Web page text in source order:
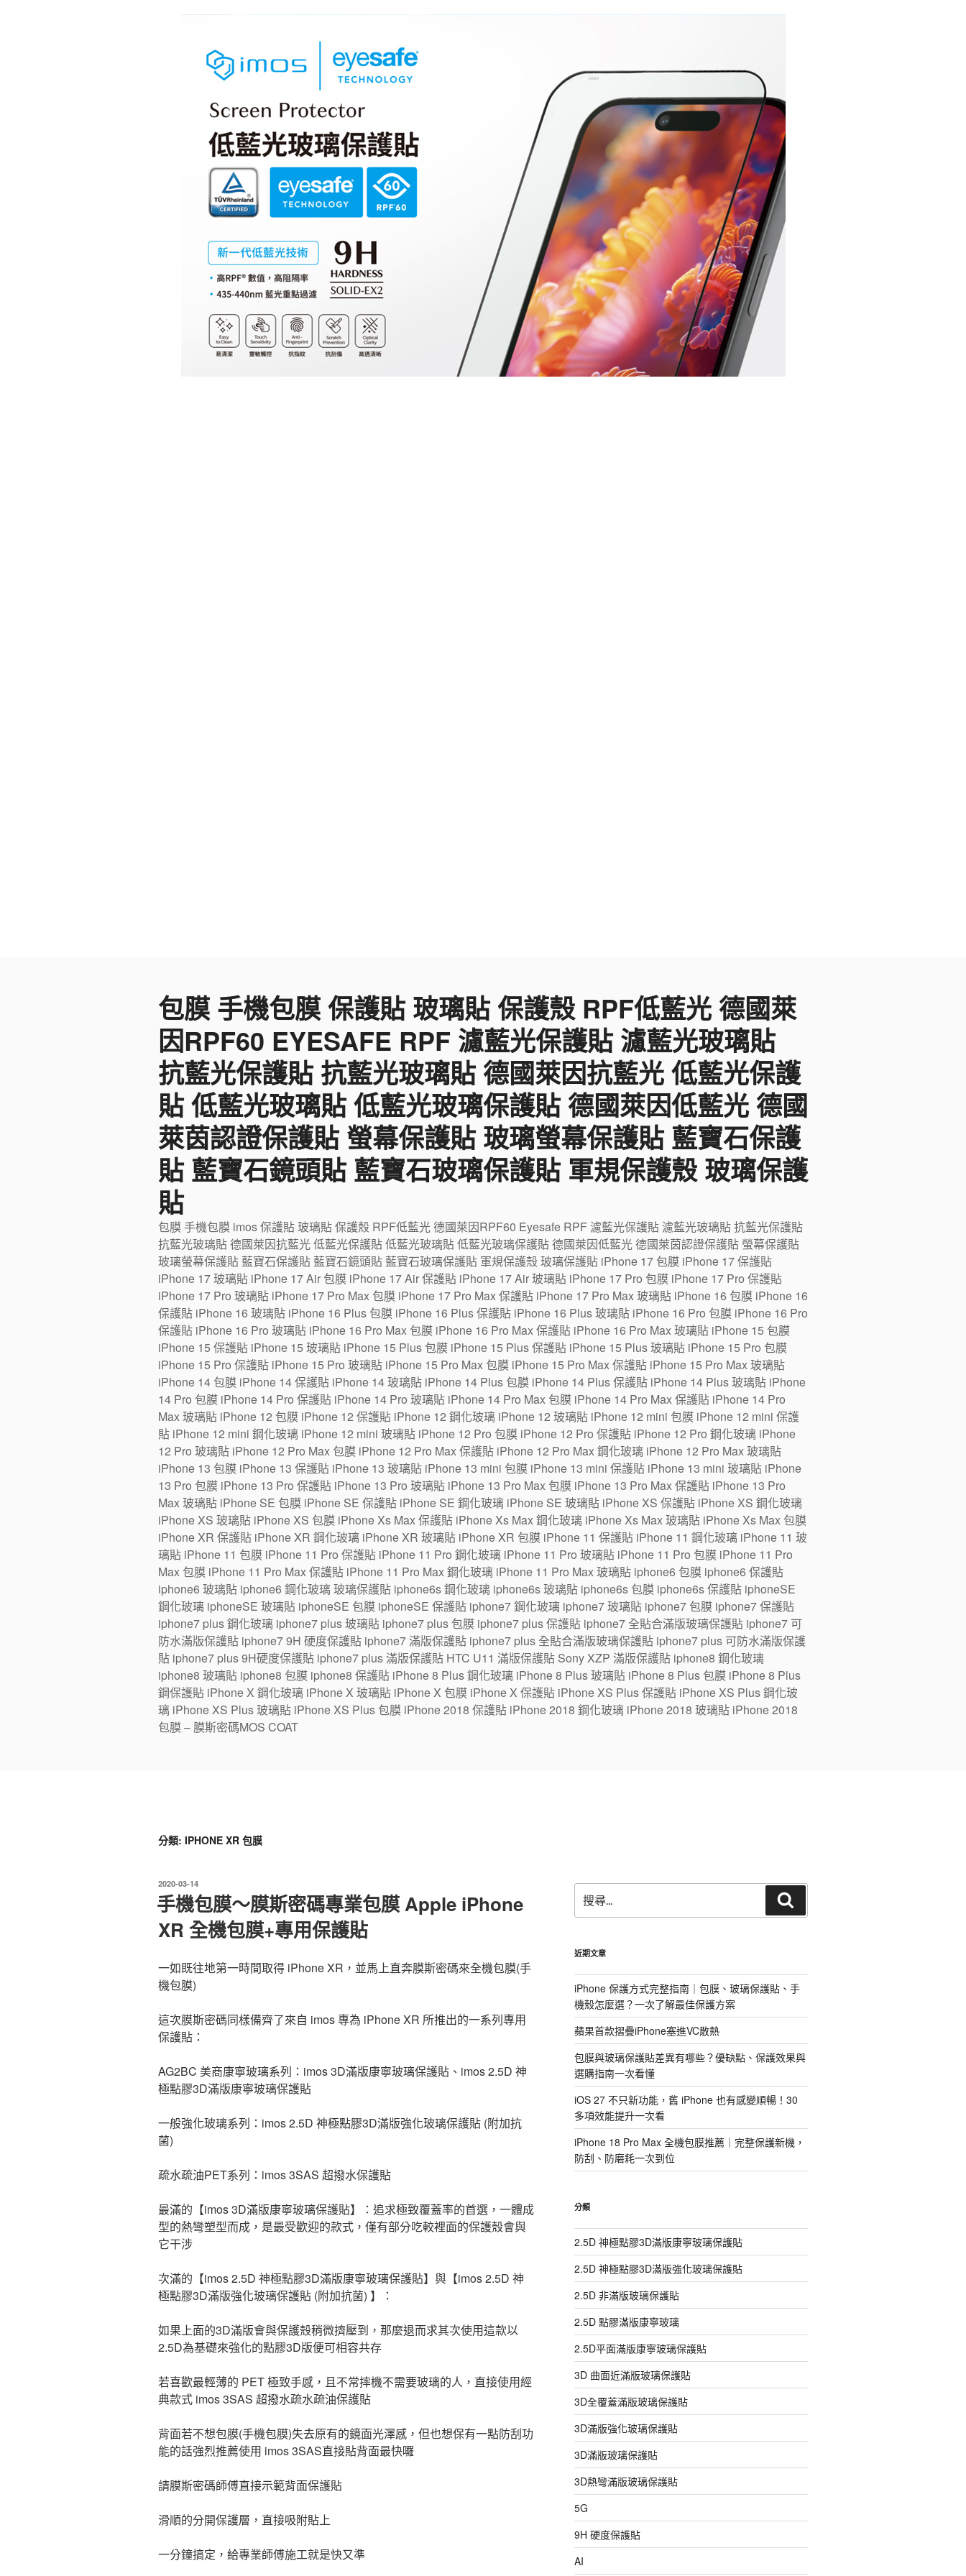
包膜 手機包膜 保護貼 玻璃貼 保護殼 RPF低藍光 德國萊
因RPF60 EYESAFE RPF 濾藍光保護貼 濾藍光玻璃貼
抗藍光保護貼 抗藍光玻璃貼 德國萊因抗藍光 低藍光保護
貼 低藍光玻璃貼 低藍光玻璃保護貼 德國萊因低藍光 德國
萊茵認證保護貼 螢幕保護貼 玻璃螢幕保護貼 藍寶石保護
貼 藍寶石鏡頭貼 藍寶石玻璃保護貼 軍規保護殼 玻璃保護
貼
包膜 手機包膜 imos 保護貼 玻璃貼 保護殼 RPF低藍光 德國萊因RPF60 Eyesafe RPF 濾藍光保護貼 濾藍光玻璃貼 抗藍光保護貼
抗藍光玻璃貼 德國萊因抗藍光 低藍光保護貼 低藍光玻璃貼 低藍光玻璃保護貼 德國萊因低藍光 德國萊茵認證保護貼 螢幕保護貼
玻璃螢幕保護貼 藍寶石保護貼 藍寶石鏡頭貼 藍寶石玻璃保護貼 軍規保護殼 玻璃保護貼 iPhone 17 包膜 iPhone 17 保護貼
iPhone 17 玻璃貼 iPhone 17 Air 包膜 iPhone 17 Air 保護貼 iPhone 17 Air 玻璃貼 iPhone 17 Pro 包膜 iPhone 17 Pro 保護貼
iPhone 17 Pro 玻璃貼 iPhone 17 Pro Max 包膜 iPhone 17 Pro Max 保護貼 iPhone 17 Pro Max 玻璃貼 iPhone 16 包膜 iPhone 16
保護貼 iPhone 16 玻璃貼 iPhone 16 Plus 包膜 iPhone 16 Plus 保護貼 iPhone 16 Plus 玻璃貼 iPhone 16 Pro 包膜 iPhone 16 Pro
保護貼 iPhone 16 Pro 玻璃貼 iPhone 16 Pro Max 包膜 iPhone 16 Pro Max 保護貼 iPhone 16 Pro Max 玻璃貼 iPhone 15 包膜
iPhone 15 保護貼 iPhone 15 玻璃貼 iPhone 15 Plus 包膜 iPhone 15 Plus 保護貼 iPhone 15 Plus 玻璃貼 iPhone 15 Pro 包膜
iPhone 15 Pro 保護貼 iPhone 15 Pro 玻璃貼 iPhone 15 Pro Max 包膜 iPhone 15 Pro Max 保護貼 iPhone 15 Pro Max 玻璃貼
iPhone 14 包膜 iPhone 14 保護貼 iPhone 14 玻璃貼 iPhone 14 Plus 包膜 iPhone 14 Plus 保護貼 iPhone 14 Plus 玻璃貼 iPhone
14 Pro 包膜 iPhone 14 Pro 保護貼 iPhone 14 Pro 玻璃貼 iPhone 14 Pro Max 包膜 iPhone 14 Pro Max 保護貼 iPhone 14 Pro
Max 玻璃貼 iPhone 12 包膜 iPhone 12 保護貼 iPhone 12 鋼化玻璃 iPhone 12 玻璃貼 iPhone 12 mini 包膜 iPhone 12 mini 保護
貼 iPhone 12 mini 鋼化玻璃 iPhone 12 mini 玻璃貼 iPhone 12 Pro 包膜 iPhone 12 Pro 保護貼 iPhone 12 Pro 鋼化玻璃 iPhone
12 Pro 玻璃貼 iPhone 12 Pro Max 包膜 iPhone 12 Pro Max 保護貼 iPhone 12 Pro Max 鋼化玻璃 iPhone 12 Pro Max 玻璃貼
iPhone 13 包膜 iPhone 13 保護貼 iPhone 13 玻璃貼 iPhone 13 mini 包膜 iPhone 13 mini 保護貼 iPhone 13 mini 玻璃貼 iPhone
13 Pro 包膜 iPhone 13 Pro 保護貼 iPhone 13 Pro 玻璃貼 iPhone 13 Pro Max 包膜 iPhone 13 Pro Max 保護貼 iPhone 13 Pro
Max 玻璃貼 iPhone SE 包膜 iPhone SE 保護貼 iPhone SE 鋼化玻璃 iPhone SE 玻璃貼 iPhone XS 保護貼 iPhone XS 鋼化玻璃
iPhone XS 玻璃貼 iPhone XS 包膜 iPhone Xs Max 保護貼 iPhone Xs Max 鋼化玻璃 iPhone Xs Max 玻璃貼 iPhone Xs Max 包膜
iPhone XR 保護貼 iPhone XR 鋼化玻璃 iPhone XR 玻璃貼 iPhone XR 包膜 iPhone 11 保護貼 iPhone 11 鋼化玻璃 iPhone 11 玻
璃貼 iPhone 11 包膜 iPhone 11 Pro 保護貼 iPhone 11 Pro 鋼化玻璃 iPhone 11 Pro 玻璃貼 iPhone 11 Pro 包膜 iPhone 11 Pro
Max 包膜 iPhone 11 Pro Max 保護貼 iPhone 11 Pro Max 鋼化玻璃 iPhone 11 Pro Max 玻璃貼 iphone6 包膜 iphone6 保護貼
iphone6 玻璃貼 iphone6 鋼化玻璃 玻璃保護貼 iphone6s 鋼化玻璃 iphone6s 玻璃貼 iphone6s 包膜 iphone6s 保護貼 iphoneSE
鋼化玻璃 iphoneSE 玻璃貼 iphoneSE 包膜 iphoneSE 保護貼 iphone7 鋼化玻璃 iphone7 玻璃貼 iphone7 包膜 iphone7 保護貼
iphone7 plus 鋼化玻璃 iphone7 plus 玻璃貼 iphone7 plus 包膜 iphone7 plus 保護貼 iphone7 全貼合滿版玻璃保護貼 iphone7 可
防水滿版保護貼 iphone7 9H 硬度保護貼 iphone7 滿版保護貼 iphone7 plus 全貼合滿版玻璃保護貼 iphone7 plus 可防水滿版保護
貼 iphone7 plus 9H硬度保護貼 iphone7 plus 滿版保護貼 HTC U11 滿版保護貼 Sony XZP 滿版保護貼 iphone8 鋼化玻璃
iphone8 玻璃貼 iphone8 包膜 iphone8 保護貼 iPhone 8 Plus 鋼化玻璃 iPhone 8 Plus 玻璃貼 iPhone 8 Plus 包膜 iPhone 8 Plus
鋼保護貼 iPhone X 鋼化玻璃 iPhone X 玻璃貼 iPhone X 包膜 iPhone X 保護貼 iPhone XS Plus 保護貼 iPhone XS Plus 鋼化玻
璃 iPhone XS Plus 玻璃貼 iPhone XS Plus 包膜 iPhone 2018 保護貼 iPhone 2018 鋼化玻璃 iPhone 2018 玻璃貼 iPhone 2018
包膜 – 膜斯密碼MOS COAT
分類: IPHONE XR 包膜
發
佈
於
2020-03-14
手機包膜～膜斯密碼專業包膜 Apple iPhone
XR 全機包膜+專用保護貼
一如既往地第一時間取得 iPhone XR，並馬上直奔膜斯密碼來全機包膜(手
機包膜)
這次膜斯密碼同樣備齊了來自 imos 專為 iPhone XR 所推出的一系列專用
保護貼：
AG2BC 美商康寧玻璃系列：imos 3D滿版康寧玻璃保護貼、imos 2.5D 神
極點膠3D滿版康寧玻璃保護貼
一般強化玻璃系列：imos 2.5D 神極點膠3D滿版強化玻璃保護貼 (附加抗
菌)
疏水疏油PET系列：imos 3SAS 超撥水保護貼
最滿的【imos 3D滿版康寧玻璃保護貼】：追求極致覆蓋率的首選，一體成
型的熱彎塑型而成，是最受歡迎的款式，僅有部分吃較裡面的保護殼會與
它干涉
次滿的【imos 2.5D 神極點膠3D滿版康寧玻璃保護貼】與【imos 2.5D 神
極點膠3D滿版強化玻璃保護貼 (附加抗菌) 】：
如果上面的3D滿版會與保護殼稍微擠壓到，那麼退而求其次使用這款以
2.5D為基礎來強化的點膠3D版便可相容共存
若喜歡最輕薄的 PET 極致手感，且不常摔機不需要玻璃的人，直接使用經
典款式 imos 3SAS 超撥水疏水疏油保護貼
背面若不想包膜(手機包膜)失去原有的鏡面光澤感，但也想保有一點防刮功
能的話強烈推薦使用 imos 3SAS直接貼背面最快囉
請膜斯密碼師傅直接示範背面保護貼
滑順的分開保護層，直接吸附貼上
一分鐘搞定，給專業師傅施工就是快又準
尋
關
字:
尋
近期文章
iPhone 保護方式完整指南｜包膜、玻璃保護貼、手
機殼怎麼選？一次了解最佳保護方案
蘋果首款摺疊iPhone塞進VC散熱
包膜與玻璃保護貼差異有哪些？優缺點、保護效果與
選購指南一次看懂
iOS 27 不只新功能，舊 iPhone 也有感變順暢！30
多項效能提升一次看
iPhone 18 Pro Max 全機包膜推薦｜完整保護新機，
防刮、防磨耗一次到位
分類
2.5D 神極點膠3D滿版康寧玻璃保護貼
2.5D 神極點膠3D滿版強化玻璃保護貼
2.5D 非滿版玻璃保護貼
2.5D 點膠滿版康寧玻璃
2.5D平面滿版康寧玻璃保護貼
3D 曲面近滿版玻璃保護貼
3D全覆蓋滿版玻璃保護貼
3D滿版強化玻璃保護貼
3D滿版玻璃保護貼
3D熱彎滿版玻璃保護貼
5G
9H 硬度保護貼
AI